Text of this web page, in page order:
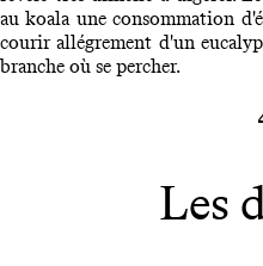
au koala une consommation
courir allégrement d'un
branche où se percher.
Les